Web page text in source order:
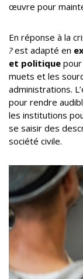
œuvre pour
En réponse à la
?est adapté en
et politique
muets et les
administrations.
pour rendre
les institutions
se saisir des
société civile.